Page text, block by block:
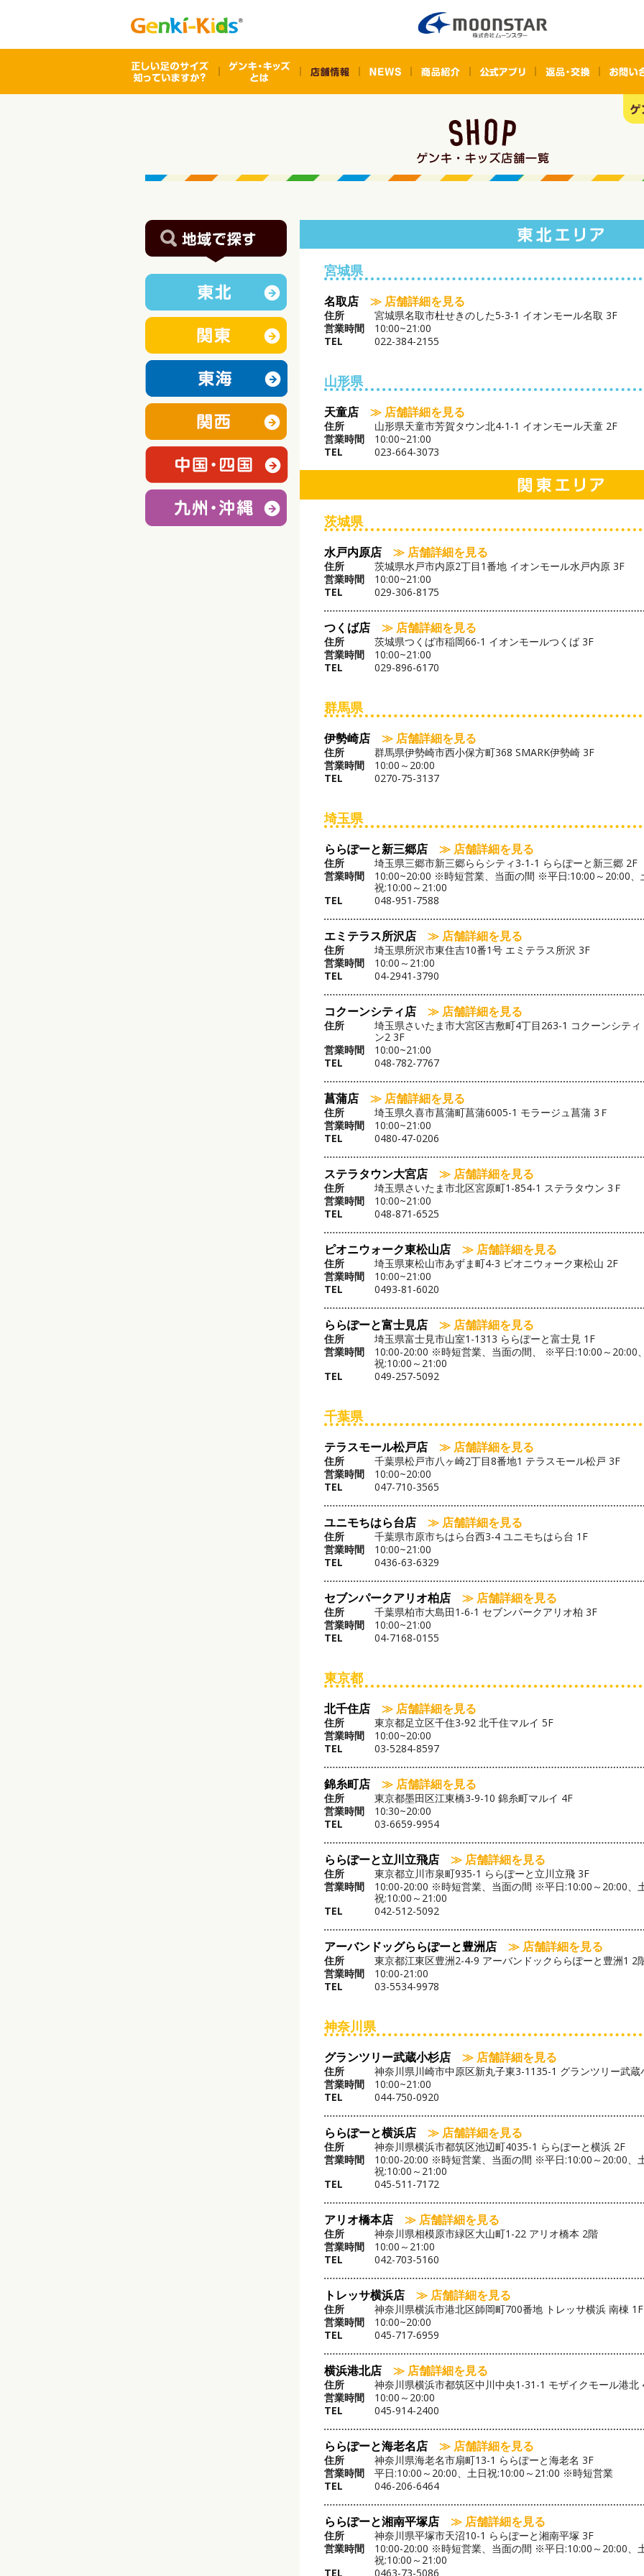
宮城県
名取店 ≫ 店舗詳細を見る
住所
宮城県名取市杜せきのした5-3-1 イオンモール名取 3F
営業時間
10:00~21:00
TEL
022-384-2155
山形県
天童店 ≫ 店舗詳細を見る
住所
山形県天童市芳賀タウン北4-1-1 イオンモール天童 2F
営業時間
10:00~21:00
TEL
023-664-3073
茨城県
水戸内原店 ≫ 店舗詳細を見る
住所
茨城県水戸市内原2丁目1番地 イオンモール水戸内原 3F
営業時間
10:00~21:00
TEL
029-306-8175
つくば店 ≫ 店舗詳細を見る
住所
茨城県つくば市稲岡66-1 イオンモールつくば 3F
営業時間
10:00~21:00
TEL
029-896-6170
群馬県
伊勢崎店 ≫ 店舗詳細を見る
住所
群馬県伊勢崎市西小保方町368 SMARK伊勢崎 3F
営業時間
10:00～20:00
TEL
0270-75-3137
埼玉県
ららぽーと新三郷店 ≫ 店舗詳細を見る
住所
埼玉県三郷市新三郷ららシティ3-1-1 ららぽーと新三郷 2F
営業時間
10:00~20:00 ※時短営業、当面の間 ※平日:10:00～20:00、
祝:10:00～21:00
TEL
048-951-7588
エミテラス所沢店 ≫ 店舗詳細を見る
住所
埼玉県所沢市東住吉10番1号 エミテラス所沢 3F
営業時間
10:00～21:00
TEL
04-2941-3790
コクーンシティ店 ≫ 店舗詳細を見る
住所
埼玉県さいたま市大宮区吉敷町4丁目263-1 コクーンシティ
ン2 3F
営業時間
10:00~21:00
TEL
048-782-7767
菖蒲店 ≫ 店舗詳細を見る
住所
埼玉県久喜市菖蒲町菖蒲6005-1 モラージュ菖蒲 3Ｆ
営業時間
10:00~21:00
TEL
0480-47-0206
ステラタウン大宮店 ≫ 店舗詳細を見る
住所
埼玉県さいたま市北区宮原町1-854-1 ステラタウン 3Ｆ
営業時間
10:00~21:00
TEL
048-871-6525
ピオニウォーク東松山店 ≫ 店舗詳細を見る
住所
埼玉県東松山市あずま町4-3 ピオニウォーク東松山 2F
営業時間
10:00~21:00
TEL
0493-81-6020
ららぽーと富士見店 ≫ 店舗詳細を見る
住所
埼玉県富士見市山室1-1313 ららぽーと富士見 1F
営業時間
10:00-20:00 ※時短営業、当面の間、 ※平日:10:00～20:00
祝:10:00～21:00
TEL
049-257-5092
千葉県
テラスモール松戸店 ≫ 店舗詳細を見る
住所
千葉県松戸市八ヶ崎2丁目8番地1 テラスモール松戸 3F
営業時間
10:00~20:00
TEL
047-710-3565
ユニモちはら台店 ≫ 店舗詳細を見る
住所
千葉県市原市ちはら台西3-4 ユニモちはら台 1F
営業時間
10:00~21:00
TEL
0436-63-6329
セブンパークアリオ柏店 ≫ 店舗詳細を見る
住所
千葉県柏市大島田1-6-1 セブンパークアリオ柏 3F
営業時間
10:00~21:00
TEL
04-7168-0155
東京都
北千住店 ≫ 店舗詳細を見る
住所
東京都足立区千住3-92 北千住マルイ 5F
営業時間
10:00~20:00
TEL
03-5284-8597
錦糸町店 ≫ 店舗詳細を見る
住所
東京都墨田区江東橋3-9-10 錦糸町マルイ 4F
営業時間
10:30~20:00
TEL
03-6659-9954
ららぽーと立川立飛店 ≫ 店舗詳細を見る
住所
東京都立川市泉町935-1 ららぽーと立川立飛 3F
営業時間
10:00-20:00 ※時短営業、当面の間 ※平日:10:00～20:00、
祝:10:00～21:00
TEL
042-512-5092
アーバンドッグららぽーと豊洲店 ≫ 店舗詳細を見る
住所
東京都江東区豊洲2-4-9 アーバンドックららぽーと豊洲1 2
営業時間
10:00-21:00
TEL
03-5534-9978
神奈川県
グランツリー武蔵小杉店 ≫ 店舗詳細を見る
住所
神奈川県川崎市中原区新丸子東3-1135-1 グランツリー武蔵
営業時間
10:00~21:00
TEL
044-750-0920
ららぽーと横浜店 ≫ 店舗詳細を見る
住所
神奈川県横浜市都筑区池辺町4035-1 ららぽーと横浜 2F
営業時間
10:00-20:00 ※時短営業、当面の間 ※平日:10:00～20:00、
祝:10:00～21:00
TEL
045-511-7172
アリオ橋本店 ≫ 店舗詳細を見る
住所
神奈川県相模原市緑区大山町1-22 アリオ橋本 2階
営業時間
10:00～21:00
TEL
042-703-5160
トレッサ横浜店 ≫ 店舗詳細を見る
住所
神奈川県横浜市港北区師岡町700番地 トレッサ横浜 南棟 1F
営業時間
10:00~20:00
TEL
045-717-6959
横浜港北店 ≫ 店舗詳細を見る
住所
神奈川県横浜市都筑区中川中央1-31-1 モザイクモール港北
営業時間
10:00～20:00
TEL
045-914-2400
ららぽーと海老名店 ≫ 店舗詳細を見る
住所
神奈川県海老名市扇町13-1 ららぽーと海老名 3F
営業時間
平日:10:00～20:00、土日祝:10:00～21:00 ※時短営業
TEL
046-206-6464
ららぽーと湘南平塚店 ≫ 店舗詳細を見る
住所
神奈川県平塚市天沼10-1 ららぽーと湘南平塚 3F
営業時間
10:00-20:00 ※時短営業、当面の間 ※平日:10:00～20:00、
祝:10:00～21:00
TEL
0463-73-5086